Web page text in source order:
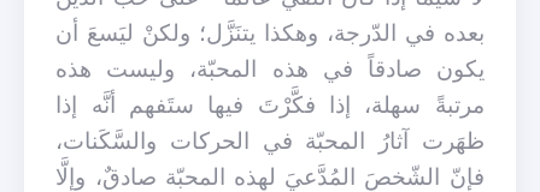
بعده في الدّرجة، وهكذا يتنَزَّل؛ ولكنْ ليَسعَ أن
يكون صادقاً في هذه المحبّة، وليست هذه
مرتبةً سهلة، إذا فكَّرْتَ فيها ستَفهم أنَّه إذا
ظهَرت آثارُ المحبّة في الحركات والسَّكَنات،
فإنّ الشّخصَ المُدَّعيَ لهذه المحبّة صادقٌ، وإلَّا